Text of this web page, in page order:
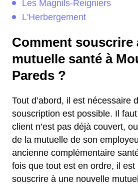
Les Magnils-Reigniers
L'Herbergement
Comment souscrire
mutuelle santé à
Pareds ?
Tout d’abord, il est nécessaire
souscription est possible. Il
client n’est pas déjà couvert,
de la mutuelle de son
ancienne complémentaire
fois que tout est en ordre, il est
souscrire à une nouvelle